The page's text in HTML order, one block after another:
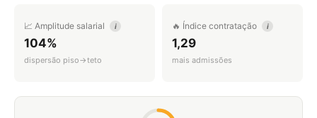
📈 Amplitude salarial i
104%
dispersão piso→teto
🔥 Índice contratação i
1,29
mais admissões